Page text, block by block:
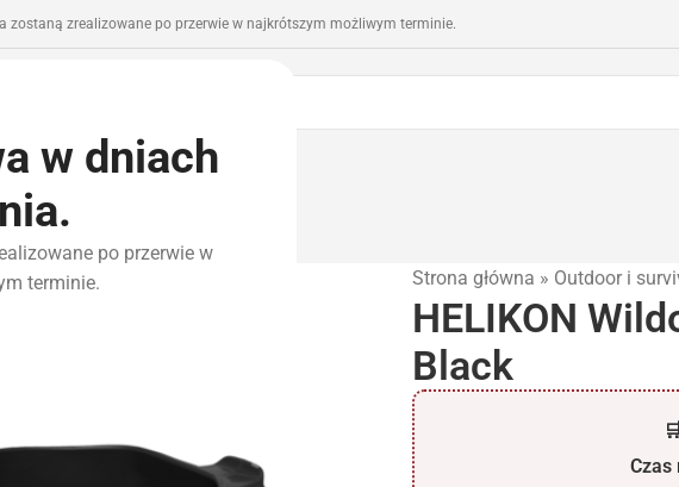
w dniach
po przerwie w
terminie.
zostaną zrealizowane po przerwie w najkrótszym możliwym terminie.
Taktyczne
Strona główna » Outdoor i
HELIKON
Black
Czas